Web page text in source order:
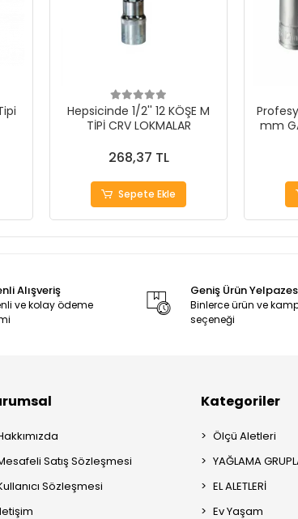
Hepsicinde 1/2'' 12 KÖŞE M
TİPİ CRV LOKMALAR
268,37 TL
Sepete Ekle
mm
Alışveriş
ve kolay ödeme
Geniş Ürün
Binlerce ürün ve
seçeneği
Satış Sözleşmesi
Sözleşmesi
Kategoriler
Ölçü Aletleri
YAĞLAMA
EL ALETLERİ
Ev Yaşam